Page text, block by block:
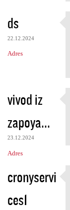
ds
22.12.2024
Adres
I
vivod iz
zapoya...
23.12.2024
Adres
cronyservi
ces1